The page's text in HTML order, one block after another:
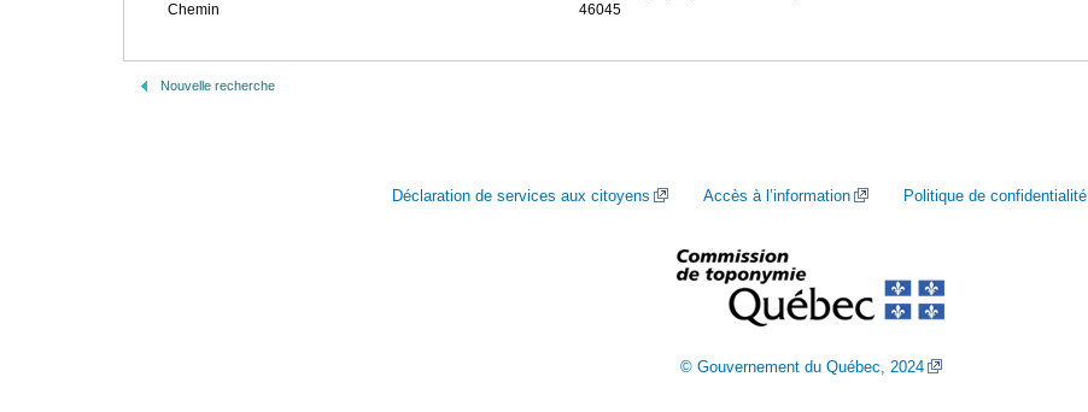
Chemin
46045
Nouvelle recherche
Déclaration de services aux citoyens Accès à l’information Politique de confidentialité
© Gouvernement du Québec, 2024